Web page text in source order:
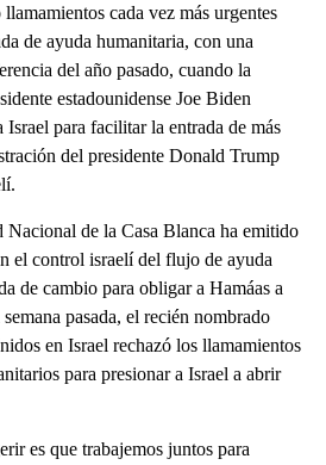
cada vez más urgentes
de ayuda humanitaria, con una
del año pasado, cuando la
estadounidense Joe Biden
Israel para facilitar la entrada de más
del presidente Donald Trump
Nacional de la Casa Blanca ha emitido
el control israelí del flujo de ayuda
de cambio para obligar a Hamáas a
pasada, el recién nombrado
en Israel rechazó los llamamientos
para presionar a Israel a abrir
es que trabajemos juntos para